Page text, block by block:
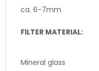
ca. 6-7mm
FILTER MATERIAL:
Mineral glass